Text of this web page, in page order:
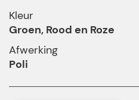
Kleur
Groen, Rood en Roze
Afwerking
Poli